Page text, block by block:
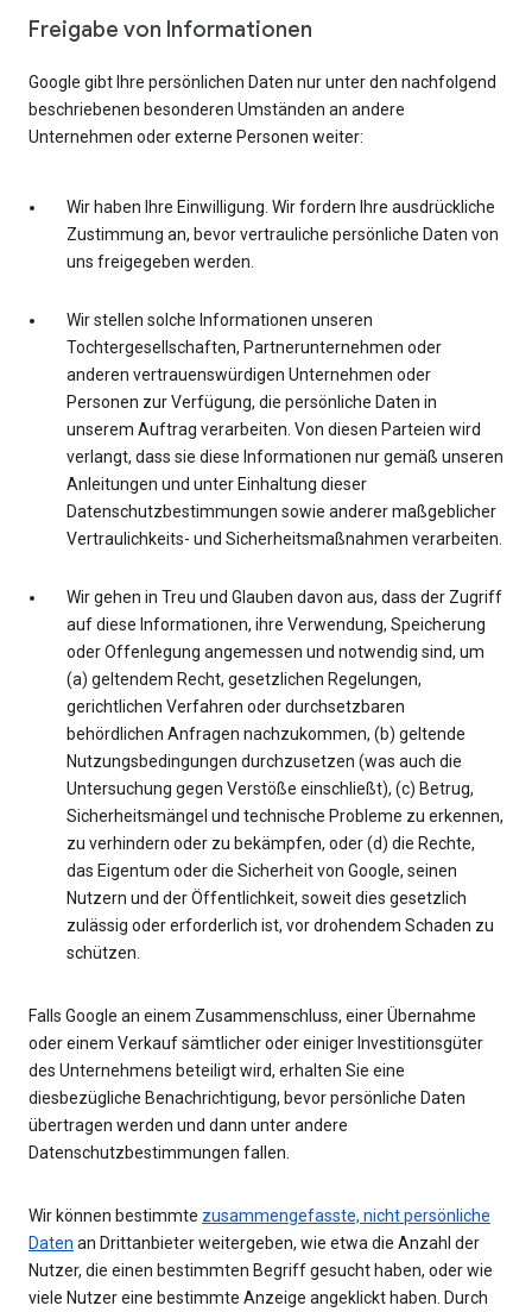
Freigabe von Informationen
Google gibt Ihre persönlichen Daten nur unter den nachfolgend
beschriebenen besonderen Umständen an andere
Unternehmen oder externe Personen weiter:
Wir haben Ihre Einwilligung. Wir fordern Ihre ausdrückliche
Zustimmung an, bevor vertrauliche persönliche Daten von
uns freigegeben werden.
Wir stellen solche Informationen unseren
Tochtergesellschaften, Partnerunternehmen oder
anderen vertrauenswürdigen Unternehmen oder
Personen zur Verfügung, die persönliche Daten in
unserem Auftrag verarbeiten. Von diesen Parteien wird
verlangt, dass sie diese Informationen nur gemäß unseren
Anleitungen und unter Einhaltung dieser
Datenschutzbestimmungen sowie anderer maßgeblicher
Vertraulichkeits- und Sicherheitsmaßnahmen verarbeiten.
Wir gehen in Treu und Glauben davon aus, dass der Zugriff
auf diese Informationen, ihre Verwendung, Speicherung
oder Offenlegung angemessen und notwendig sind, um
(a) geltendem Recht, gesetzlichen Regelungen,
gerichtlichen Verfahren oder durchsetzbaren
behördlichen Anfragen nachzukommen, (b) geltende
Nutzungsbedingungen durchzusetzen (was auch die
Untersuchung gegen Verstöße einschließt), (c) Betrug,
Sicherheitsmängel und technische Probleme zu erkennen,
zu verhindern oder zu bekämpfen, oder (d) die Rechte,
das Eigentum oder die Sicherheit von Google, seinen
Nutzern und der Öffentlichkeit, soweit dies gesetzlich
zulässig oder erforderlich ist, vor drohendem Schaden zu
schützen.
Falls Google an einem Zusammenschluss, einer Übernahme
oder einem Verkauf sämtlicher oder einiger Investitionsgüter
des Unternehmens beteiligt wird, erhalten Sie eine
diesbezügliche Benachrichtigung, bevor persönliche Daten
übertragen werden und dann unter andere
Datenschutzbestimmungen fallen.
Wir können bestimmte zusammengefasste, nicht persönliche
Daten an Drittanbieter weitergeben, wie etwa die Anzahl der
Nutzer, die einen bestimmten Begriff gesucht haben, oder wie
viele Nutzer eine bestimmte Anzeige angeklickt haben. Durch